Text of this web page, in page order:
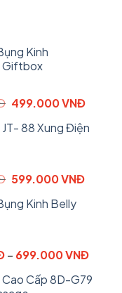
Kinh
Giftbox
Original
was:
499.000VNĐ
is:
88 Xung Điện
Original
was:
599.000VNĐ
Kinh Belly
– 699.000VNĐ
Cao Cấp 8D-G79